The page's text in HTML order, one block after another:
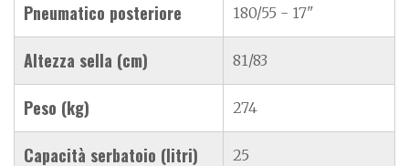
Pneumatico posteriore 180/55 - 17"
Altezza sella (cm) 81/83
Peso (kg) 274
Capacità serbatoio (litri) 25